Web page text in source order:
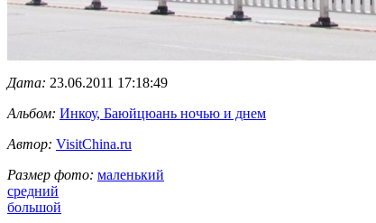
Дата: 23.06.2011 17:18:49
Альбом: Инкоу, Баюйцюань ночью и днем
Автор: VisitChina.ru
Размер фото: маленький
средний
большой